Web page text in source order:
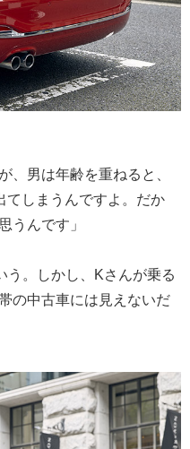
、男は年齢を重ねると、
てしまうんですよ。だか
うんです」
う。しかし、Kさんが乗る
の中古車には見えないだ